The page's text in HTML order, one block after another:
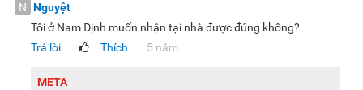
N Nguyệt
Tôi ở Nam Định muốn nhận tại nhà được đúng không?
Trả lời
Thích 5 năm
META